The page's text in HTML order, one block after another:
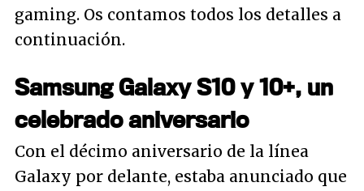
gaming. Os contamos todos los detalles a
continuación.
Samsung Galaxy S10 y 10+, un
celebrado aniversario
Con el décimo aniversario de la línea
Galaxy por delante, estaba anunciado que